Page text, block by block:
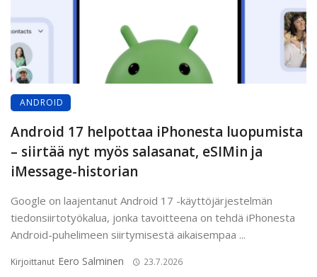
ANDROID
Android 17 helpottaa iPhonesta luopumista
– siirtää nyt myös salasanat, eSIMin ja
iMessage-historian
Google on laajentanut Android 17 -käyttöjärjestelmän
tiedonsiirtotyökalua, jonka tavoitteena on tehdä iPhonesta
Android-puhelimeen siirtymisestä aikaisempaa ...
Kirjoittanut Eero Salminen 23.7.2026